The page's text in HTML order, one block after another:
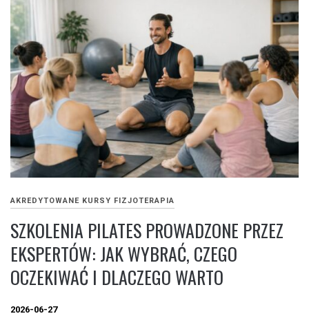
AKREDYTOWANE KURSY FIZJOTERAPIA
SZKOLENIA PILATES PROWADZONE PRZEZ
EKSPERTÓW: JAK WYBRAĆ, CZEGO
OCZEKIWAĆ I DLACZEGO WARTO
2026-06-27